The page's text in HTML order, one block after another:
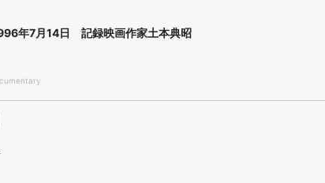
年7月14日 記録映画作家土本典昭